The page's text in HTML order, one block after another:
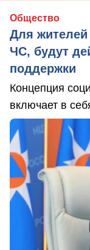
Общество
Для жителей
ЧС, будут
поддержки
Концепция
включает в